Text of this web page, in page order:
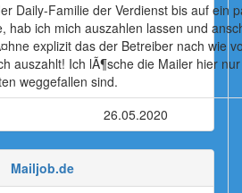
Daily-Familie der Verdienst bis auf ein
hab ich mich auszahlen lassen und
explizit das der Betreiber nach wie
auszahlt! Ich lÃ¶sche die Mailer hier
weggefallen sind.
26.05.2020
Mailjob.de